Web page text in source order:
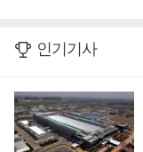
인기기사